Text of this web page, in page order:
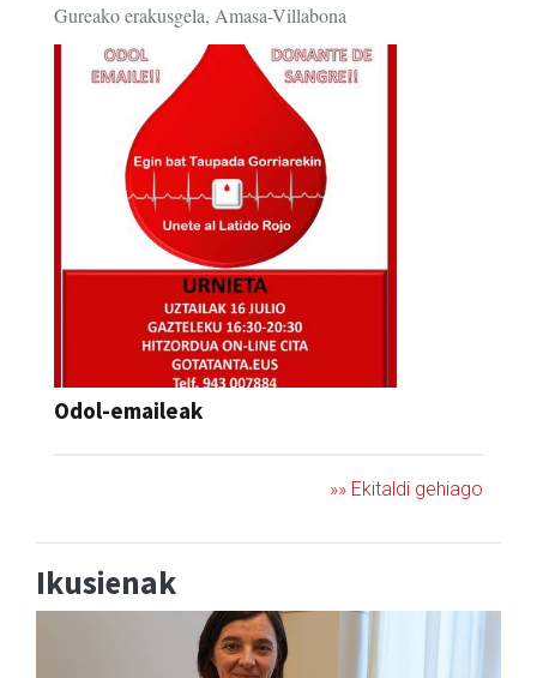
Gureako erakusgela, Amasa-Villabona
Odol-emaileak
»» Ekitaldi gehiago
Ikusienak